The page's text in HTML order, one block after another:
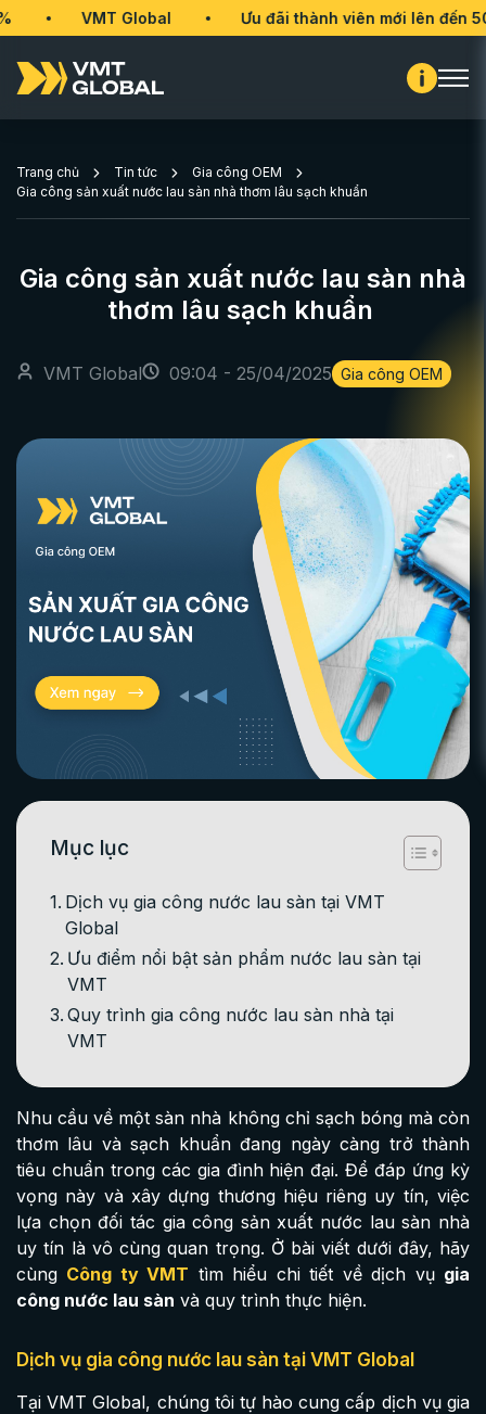
VMT Global Ưu đãi thành viên mới lên đến 50%
Trang chủ Tin tức
Gia công OEM
Gia công sản xuất nước lau sàn nhà thơm lâu sạch khuẩn
Gia công sản xuất nước lau sàn nhà
thơm lâu sạch khuẩn
VMT Global 09:04 - 25/04/2025 Gia công OEM
Mục lục
Dịch vụ gia công nước lau sàn tại VMT
Global
Ưu điểm nổi bật sản phẩm nước lau sàn tại
VMT
Quy trình gia công nước lau sàn nhà tại
VMT
Nhu cầu về một sàn nhà không chỉ sạch bóng mà còn
thơm lâu và sạch khuẩn đang ngày càng trở thành
tiêu chuẩn trong các gia đình hiện đại. Để đáp ứng kỳ
vọng này và xây dựng thương hiệu riêng uy tín, việc
lựa chọn đối tác gia công sản xuất nước lau sàn nhà
uy tín là vô cùng quan trọng. Ở bài viết dưới đây, hãy
cùng Công ty VMT tìm hiểu chi tiết về dịch vụ gia
công nước lau sàn và quy trình thực hiện.
Dịch vụ gia công nước lau sàn tại VMT Global
Tại VMT Global, chúng tôi tự hào cung cấp dịch vụ gia